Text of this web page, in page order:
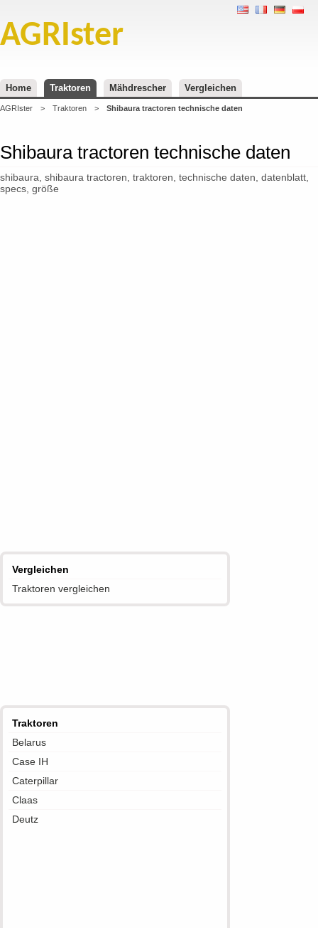
AGRIster
Home Traktoren Mähdrescher Vergleichen
AGRIster > Traktoren > Shibaura tractoren technische daten
Shibaura tractoren technische daten
shibaura, shibaura tractoren, traktoren, technische daten, datenblatt,
specs, größe
Vergleichen
Traktoren vergleichen
Traktoren
Belarus
Case IH
Caterpillar
Claas
Deutz